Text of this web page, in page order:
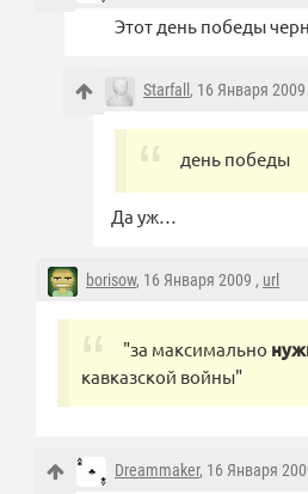
Этот день победы
Starfall , 16 Января 2009
день победы
Да уж…
borisow, 16 Января 2009 , url
"за максимально
кавказской войны"
Dreammaker, 16 Января